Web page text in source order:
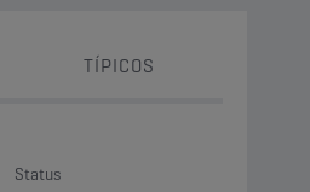
TÍPICOS
Status